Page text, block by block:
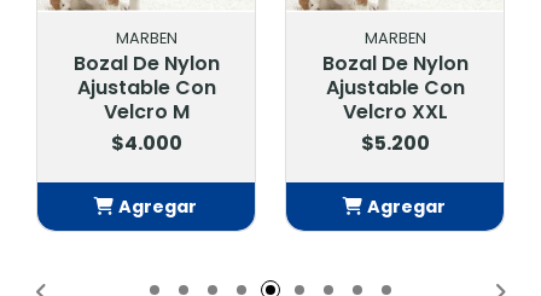
MARBEN
Bozal De Nylon
Ajustable Con
Velcro M
$4.000
Agregar
MARBEN
Bozal De Nylon
Ajustable Con
Velcro XXL
$5.200
Agregar